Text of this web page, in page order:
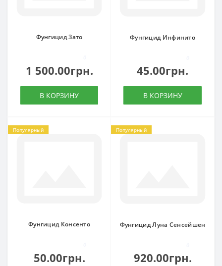
Фунгицид Зато
1 500.00грн.
В КОРЗИНУ
Фунгицид Инфинито
45.00грн.
В КОРЗИНУ
Популярный
Фунгицид Консенто
50.00грн.
Популярный
Фунгицид Луна Сенсейшен
920.00грн.